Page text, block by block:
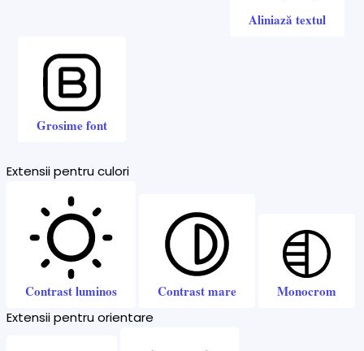
Aliniază textul
Grosime font
Extensii pentru culori
Contrast luminos Contrast mare Monocrom
Extensii pentru orientare